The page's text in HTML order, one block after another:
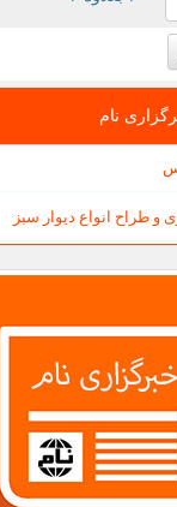
نام
طراح انواع دیوار سبز